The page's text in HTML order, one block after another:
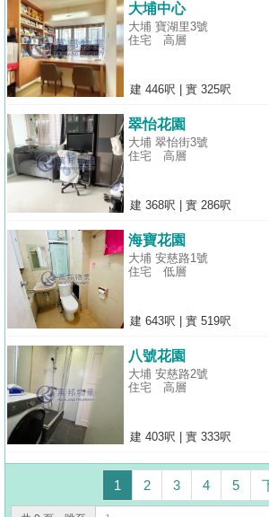
大埔中心
大埔 寶湖里3號
住宅
高層
建 446呎 實 325呎
翠怡花園
大埔 翠怡街3號
住宅
高層
建 368呎 實 286呎
海寶花園
大埔 安慈路1號
住宅
低層
建 643呎 實 519呎
八號花園
大埔 安慈路2號
住宅
高層
建 403呎 實 333呎
1 2 3 4 5